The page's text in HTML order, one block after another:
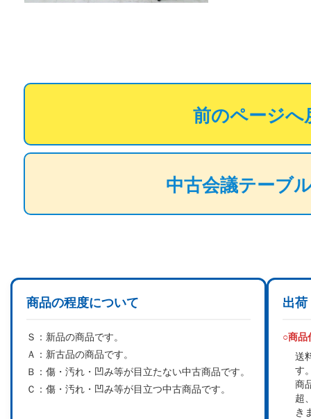
前のページへ
中古会議テーブ
商品の程度について
Ｓ： 新品の商品です。
Ａ： 新古品の商品です。
Ｂ： 傷・汚れ・凹み等が目立たない中古商品です。
Ｃ： 傷・汚れ・凹み等が目立つ中古商品です。
出荷
○商品
送
す
商
超
き